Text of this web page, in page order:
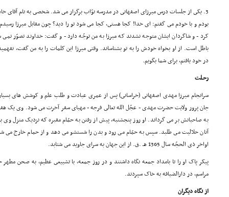
3. یکى از جلسات درس میرزاى اصفهانى در مدرسه نوّاب برگزار مى شد. شخصى به نام آقاى خادم
بودم و با خودم مى گفتم: اى خدا! کجا هستى، کجا مى شود تو را دید؟ چون مقابل میرزا
کرد - و شاگردان ایشان متوجه نشدند که میرزا به من توجّه دارد - و گفت: خداوند تصوّر نمى
باطل است. از او بخواه خودش را به تو بشناساند. وقتى میرزا این کلمات را به من گفت،
در خود یافتم، براى شما بگویم.
رحـلت
سرانجام میرزا مهدى اصفهانى (خراسانى) پس از عمرى عبادت و طلب علم و کوشش هاى
جان پرور ولایت حضرت مهدى - عجّل الله تعالى فرجه - مهیاى سفر آخرت مى شود. وى یک
به صاحبانش بر مى گرداند. او روز پنجشنبه، پیش از رفتن به حمّام مقبره که نزدیک منزل وى
آنان حلالیت مى طلبد. سپس به حمّام مى رود و بدن را شستشو مى دهد و از حمام خارج مى
اواخر ذى الحجّه سال 1365 هـ .ق. از این جهان به سراى جاوید مى شتابد.
پیکر پاک او را تا بامداد جمعه نگاه داشتند و در روز جمعه، با تشییعى عظیم، به صحن
مراسم، در دارالضیافه به خاک سپردند.
از نگاه دیگران